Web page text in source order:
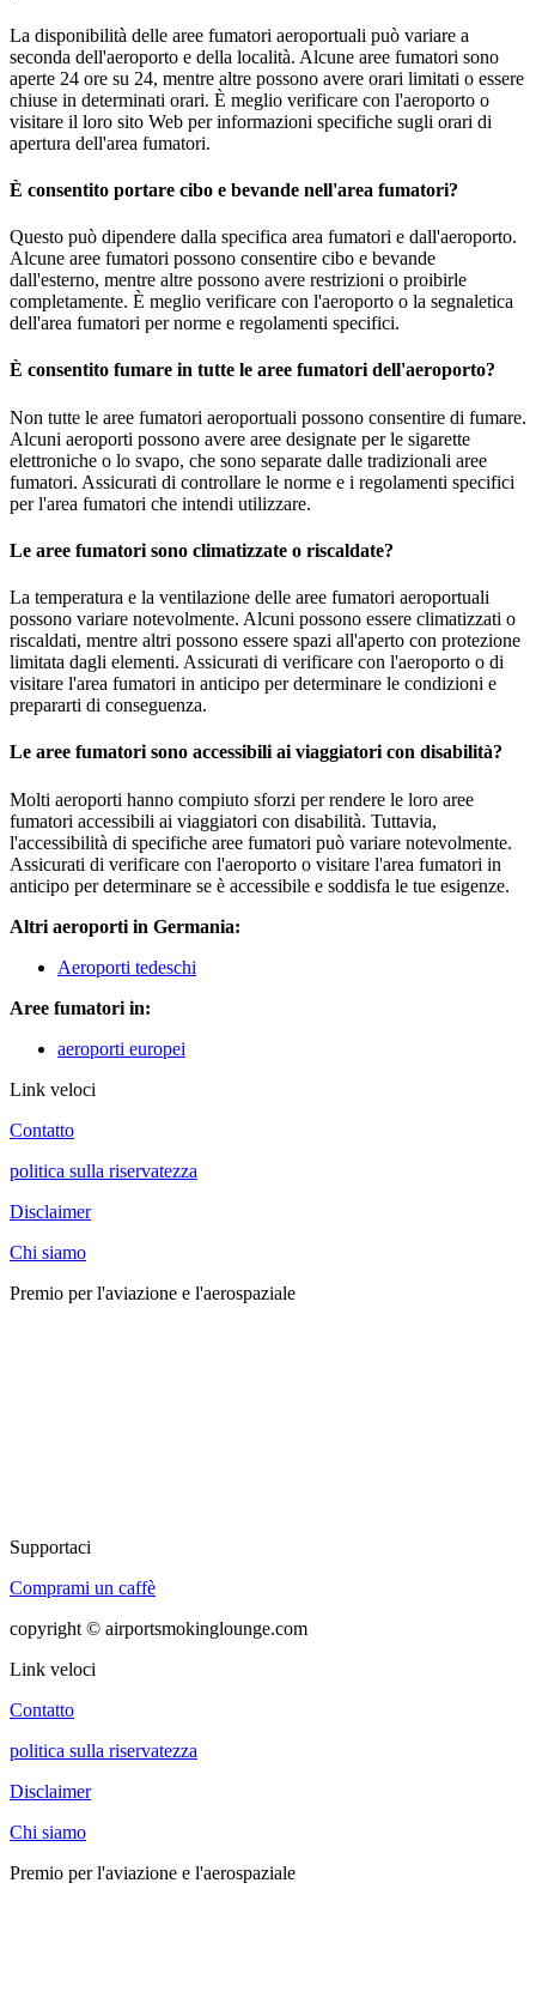
La disponibilità delle aree fumatori aeroportuali può variare a
seconda dell'aeroporto e della località. Alcune aree fumatori sono
aperte 24 ore su 24, mentre altre possono avere orari limitati o essere
chiuse in determinati orari. È meglio verificare con l'aeroporto o
visitare il loro sito Web per informazioni specifiche sugli orari di
apertura dell'area fumatori.
È consentito portare cibo e bevande nell'area fumatori?
Questo può dipendere dalla specifica area fumatori e dall'aeroporto.
Alcune aree fumatori possono consentire cibo e bevande
dall'esterno, mentre altre possono avere restrizioni o proibirle
completamente. È meglio verificare con l'aeroporto o la segnaletica
dell'area fumatori per norme e regolamenti specifici.
È consentito fumare in tutte le aree fumatori dell'aeroporto?
Non tutte le aree fumatori aeroportuali possono consentire di fumare.
Alcuni aeroporti possono avere aree designate per le sigarette
elettroniche o lo svapo, che sono separate dalle tradizionali aree
fumatori. Assicurati di controllare le norme e i regolamenti specifici
per l'area fumatori che intendi utilizzare.
Le aree fumatori sono climatizzate o riscaldate?
La temperatura e la ventilazione delle aree fumatori aeroportuali
possono variare notevolmente. Alcuni possono essere climatizzati o
riscaldati, mentre altri possono essere spazi all'aperto con protezione
limitata dagli elementi. Assicurati di verificare con l'aeroporto o di
visitare l'area fumatori in anticipo per determinare le condizioni e
prepararti di conseguenza.
Le aree fumatori sono accessibili ai viaggiatori con disabilità?
Molti aeroporti hanno compiuto sforzi per rendere le loro aree
fumatori accessibili ai viaggiatori con disabilità. Tuttavia,
l'accessibilità di specifiche aree fumatori può variare notevolmente.
Assicurati di verificare con l'aeroporto o visitare l'area fumatori in
anticipo per determinare se è accessibile e soddisfa le tue esigenze.
Altri aeroporti in Germania:
Aeroporti tedeschi
Aree fumatori in:
aeroporti europei
Link veloci
Contatto
politica sulla riservatezza
Disclaimer
Chi siamo
Premio per l'aviazione e l'aerospaziale
Supportaci
Comprami un caffè
copyright © airportsmokinglounge.com
Link veloci
Contatto
politica sulla riservatezza
Disclaimer
Chi siamo
Premio per l'aviazione e l'aerospaziale